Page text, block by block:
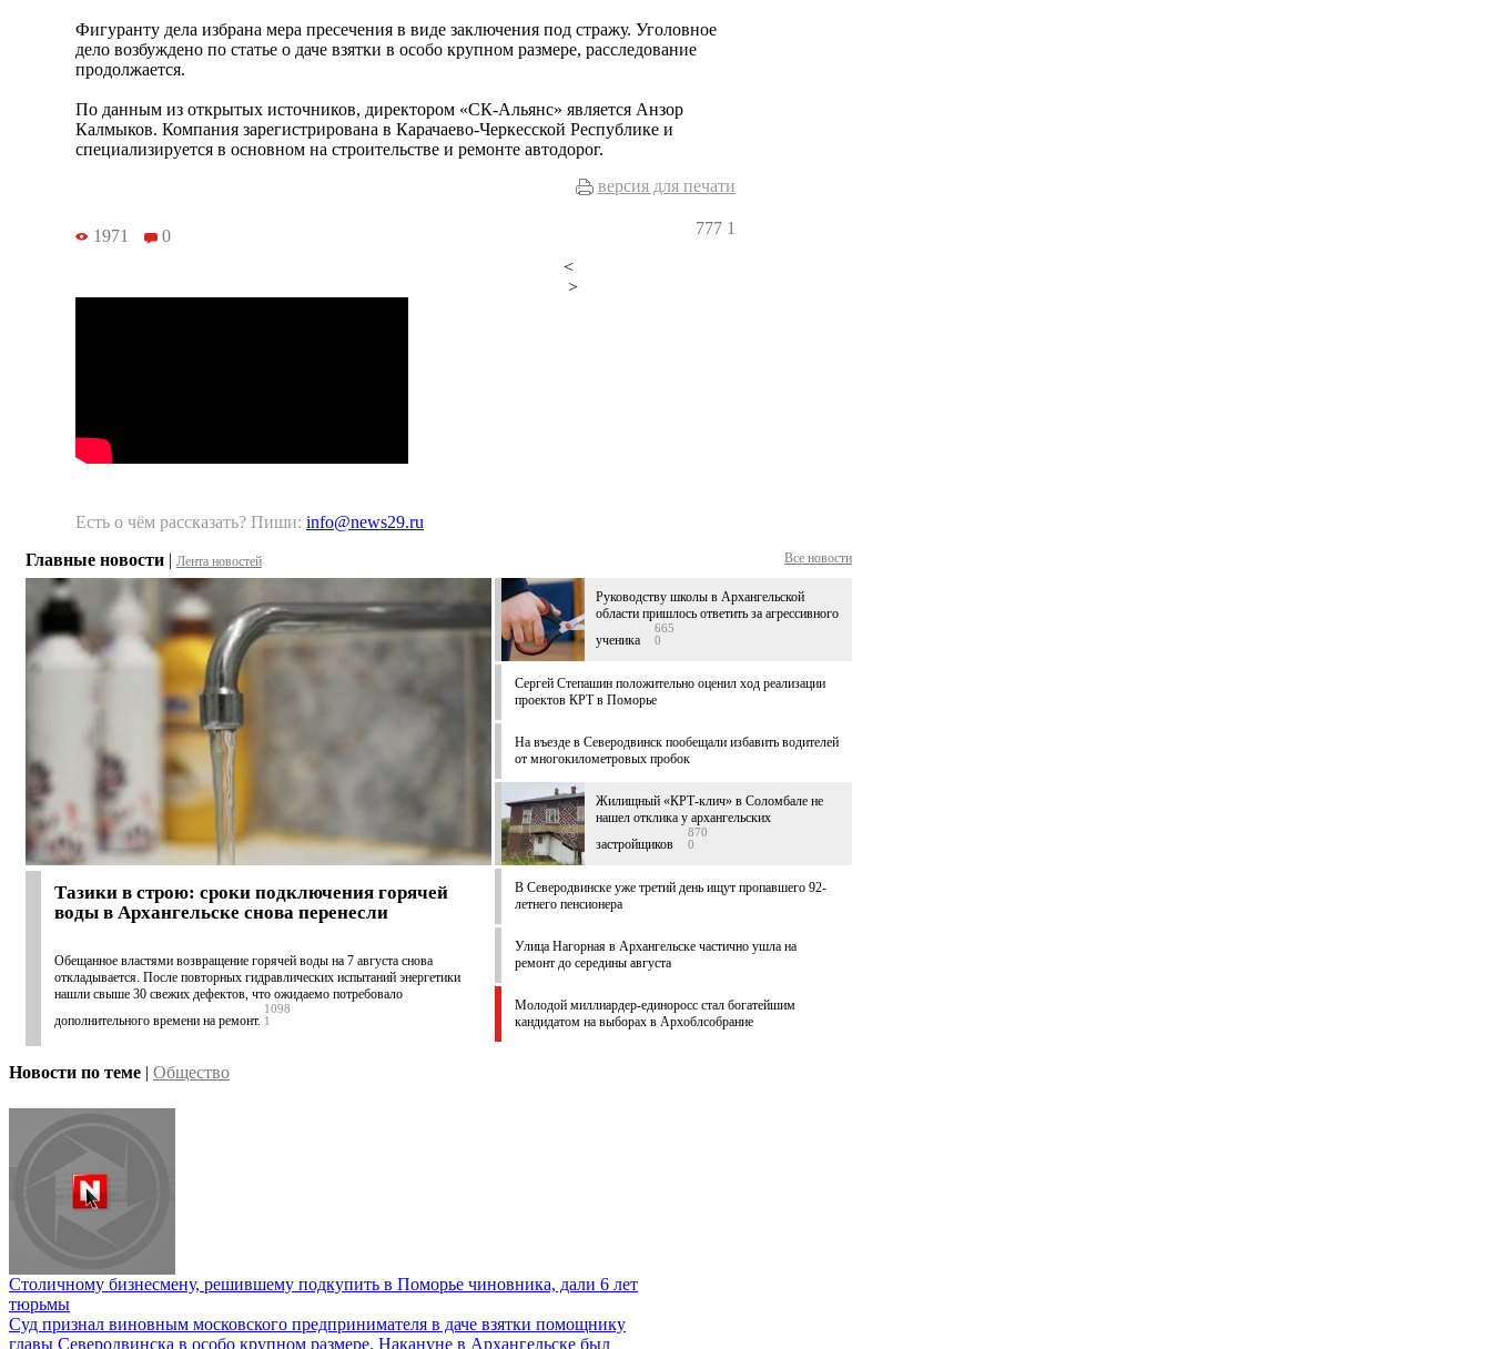
Фигуранту дела избрана мера пресечения в виде заключения под стражу. Уголовное
дело возбуждено по статье о даче взятки в особо крупном размере, расследование
продолжается.
По данным из открытых источников, директором «СК-Альянс» является Анзор
Калмыков. Компания зарегистрирована в Карачаево-Черкесской Республике и
специализируется в основном на строительстве и ремонте автодорог.
версия для печати
1971 0 777 1
<
>
Есть о чём рассказать? Пиши: info@news29.ru
Главные новости | Лента новостей Все новости
Тазики в строю: сроки подключения горячей
воды в Архангельске снова перенесли
Обещанное властями возвращение горячей воды на 7 августа снова
откладывается. После повторных гидравлических испытаний энергетики
нашли свыше 30 свежих дефектов, что ожидаемо потребовало
дополнительного времени на ремонт.
1098
1
Руководству школы в Архангельской
области пришлось ответить за агрессивного
ученика
665
0
Сергей Степашин положительно оценил ход реализации
проектов КРТ в Поморье
На въезде в Северодвинск пообещали избавить водителей
от многокилометровых пробок
Жилищный «КРТ-клич» в Соломбале не
нашел отклика у архангельских
застройщиков
870
0
В Северодвинске уже третий день ищут пропавшего 92-
летнего пенсионера
Улица Нагорная в Архангельске частично ушла на
ремонт до середины августа
Молодой миллиардер-единоросс стал богатейшим
кандидатом на выборах в Архоблсобрание
Новости по теме | Общество
Столичному бизнесмену, решившему подкупить в Поморье чиновника, дали 6 лет
тюрьмы
Суд признал виновным московского предпринимателя в даче взятки помощнику
главы Северодвинска в особо крупном размере. Накануне в Архангельске был